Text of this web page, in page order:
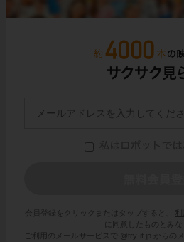
会員登録をクリックまたはタップすると、
に同意したものとみな
ご利用のメールサービスで @try-it.jp からの